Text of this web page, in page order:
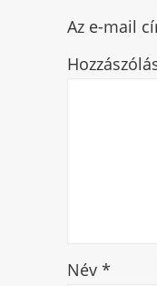
Az e-mail
Név *